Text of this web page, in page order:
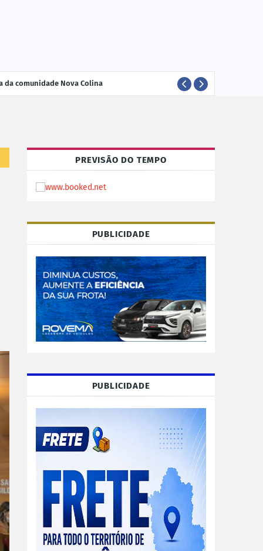
da comunidade Nova Colina
PREVISÃO DO TEMPO
PUBLICIDADE
PUBLICIDADE